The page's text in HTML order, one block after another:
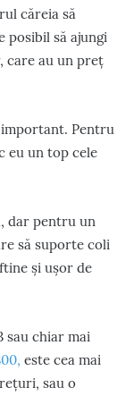
căreia să
să ajungi
care au un preț
Pentru
eu un top cele
dar pentru un
să suporte coli
și ușor de
sau chiar mai
este cea mai
sau o